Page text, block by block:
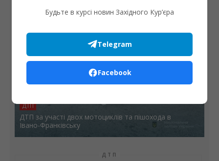
ДТП
ДТП за участі двох мотоциклів та пішохода в
Івано-Франківську
ДТП
Будьте в курсі новин Західного Кур’єра
Telegram
Facebook